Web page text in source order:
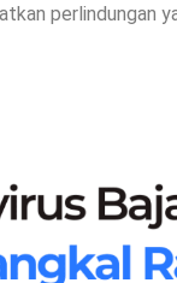
perlindungan